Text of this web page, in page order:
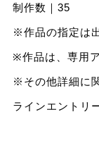
制作数｜35
※作品の指定は
※作品は、専用
※その他詳細に
ラインエントリ